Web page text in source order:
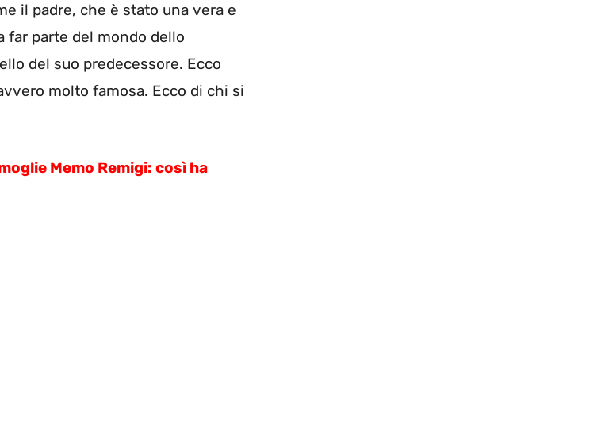
il padre, che è stato una vera e
far parte del mondo dello
del suo predecessore. Ecco
molto famosa. Ecco di chi si
Memo Remigi: così ha